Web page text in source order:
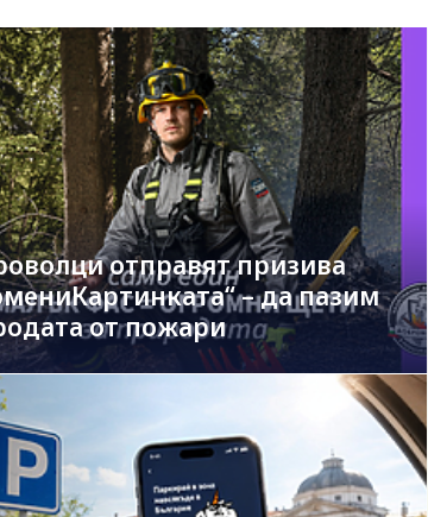
отправят призива
– да пазим
от пожари